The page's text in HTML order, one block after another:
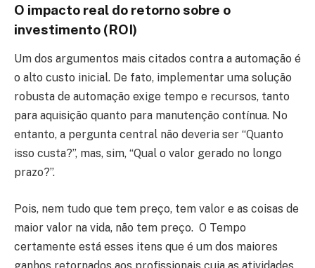
O impacto real do retorno sobre o
investimento (ROI)
Um dos argumentos mais citados contra a automação é
o alto custo inicial. De fato, implementar uma solução
robusta de automação exige tempo e recursos, tanto
para aquisição quanto para manutenção contínua. No
entanto, a pergunta central não deveria ser “Quanto
isso custa?”, mas, sim, “Qual o valor gerado no longo
prazo?”.
Pois, nem tudo que tem preço, tem valor e as coisas de
maior valor na vida, não tem preço. O Tempo
certamente está esses itens que é um dos maiores
ganhos retornados aos profissionais cuja as atividades